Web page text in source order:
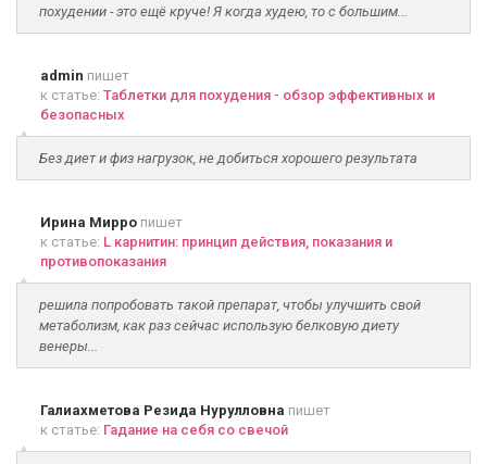
похудении - это ещё круче! Я когда худею, то с большим...
admin пишет
к статье: Таблетки для похудения - обзор эффективных и
безопасных
Без диет и физ нагрузок, не добиться хорошего результата
Ирина Мирро пишет
к статье: L карнитин: принцип действия, показания и
противопоказания
решила попробовать такой препарат, чтобы улучшить свой
метаболизм, как раз сейчас использую белковую диету
венеры...
Галиахметова Резида Нурулловна пишет
к статье: Гадание на себя со свечой